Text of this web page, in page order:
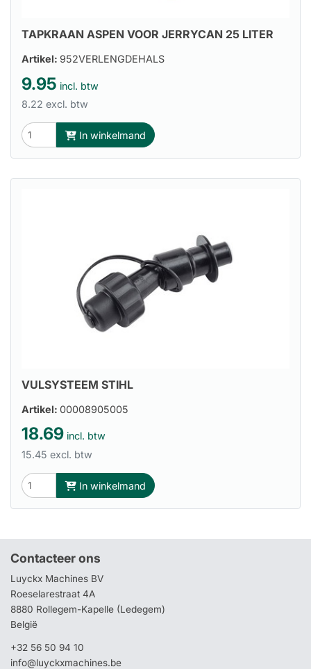
TAPKRAAN ASPEN VOOR JERRYCAN 25 LITER
Artikel: 952VERLENGDEHALS
9.95 incl. btw
8.22 excl. btw
In winkelmand
VULSYSTEEM STIHL
Artikel: 00008905005
18.69 incl. btw
15.45 excl. btw
In winkelmand
Contacteer ons
Luyckx Machines BV
Roeselarestraat 4A
8880 Rollegem-Kapelle (Ledegem)
België
+32 56 50 94 10
info@luyckxmachines.be